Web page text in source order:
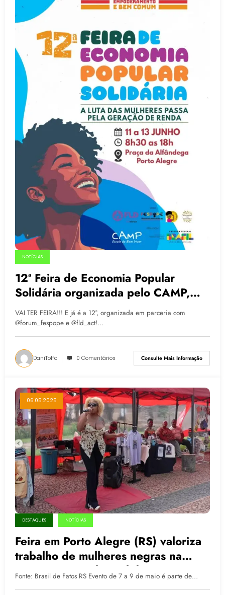
NOTÍCIAS
12ª Feira de Economia Popular
Solidária organizada pelo CAMP,
FESPOPE e FLD
VAI TER FEIRA!!! E já é a 12°, organizada em parceria com
@forum_fespope e @fld_act!…
DaniTolfo 0 Comentários Consulte Mais Informação
06.05.2025
DESTAQUES NOTÍCIAS
Feira em Porto Alegre (RS) valoriza
trabalho de mulheres negras na
Economia Popular Solidária
Fonte: Brasil de Fatos RS Evento de 7 a 9 de maio é parte de…